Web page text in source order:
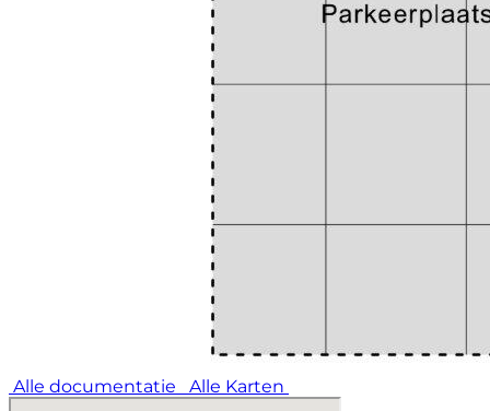
Alle documentatie Alle Karten